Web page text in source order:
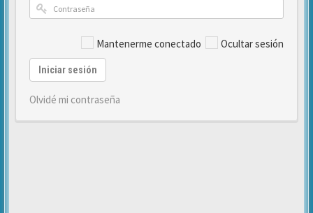
Mantenerme conectado Ocultar sesión
Iniciar sesión
Olvidé mi contraseña